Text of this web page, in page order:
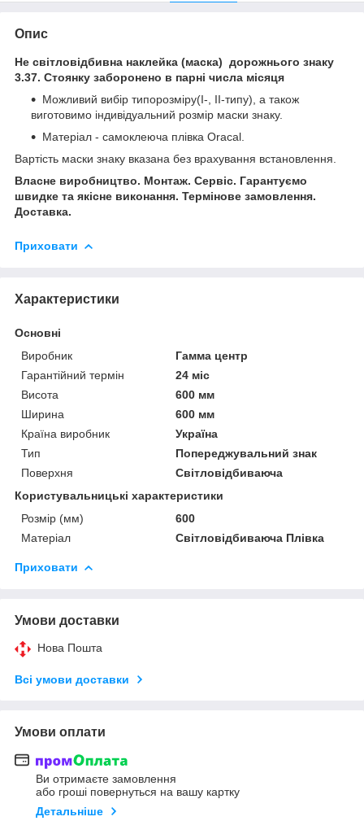
Опис
Не світловідбивна наклейка (маска) дорожнього знаку
3.37. Стоянку заборонено в парні числа місяця
Можливий вибір типорозміру(І-, ІІ-типу), а також
виготовимо індивідуальний розмір маски знаку.
Матеріал - самоклеюча плівка Oracal.
Вартість маски знаку вказана без врахування встановлення.
Власне виробництво. Монтаж. Сервіс. Гарантуємо
швидке та якісне виконання. Термінове замовлення.
Доставка.
Приховати
Характеристики
Основні
Виробник
Гамма центр
Гарантійний термін
24 міс
Висота
600 мм
Ширина
600 мм
Країна виробник
Україна
Тип
Попереджувальний знак
Поверхня
Світловідбиваюча
Користувальницькі характеристики
Розмір (мм)
600
Матеріал
Світловідбиваюча Плівка
Приховати
Умови доставки
Нова Пошта
Всі умови доставки
Умови оплати
Ви отримаєте замовлення
або гроші повернуться на вашу картку
Детальніше